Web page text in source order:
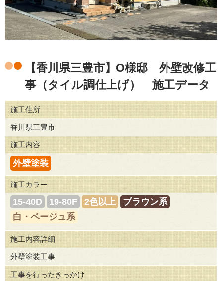
【香川県三豊市】O様邸 外壁改修工
事（タイル調仕上げ） 施工データ
施工住所
香川県三豊市
施工内容
外壁塗装
施工カラー
15-40D 19-80F 2色以上
ブラウン系
白・ベージュ系
施工内容詳細
外壁塗装工事
工事を行ったきっかけ